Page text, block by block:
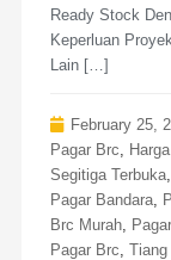
Ready Stock
Keperluan
Lain […]
February 25,
Pagar Brc
Segitiga Terbuka,
Pagar Bandara,
Brc Murah,
Pagar Brc Tiang